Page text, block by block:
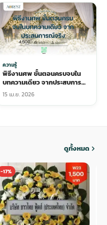
ความรู้
พิธีงานศพ ขั้นตอนครบจบใน
บทความเดียว จากประสบการณ์
จริง
15 เม.ย. 2026
ดูทั้งหมด
-17%